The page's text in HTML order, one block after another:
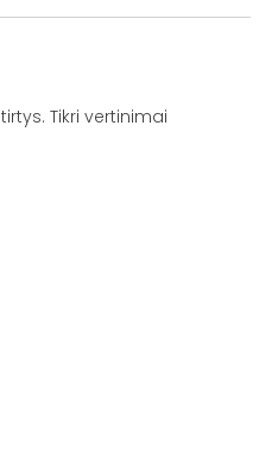
Tikri vertinimai